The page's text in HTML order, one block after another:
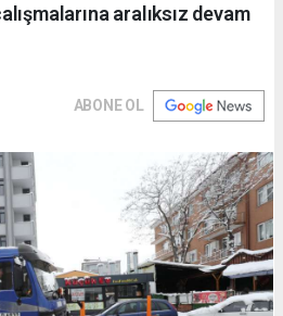
aralıksız devam
ABONE OL